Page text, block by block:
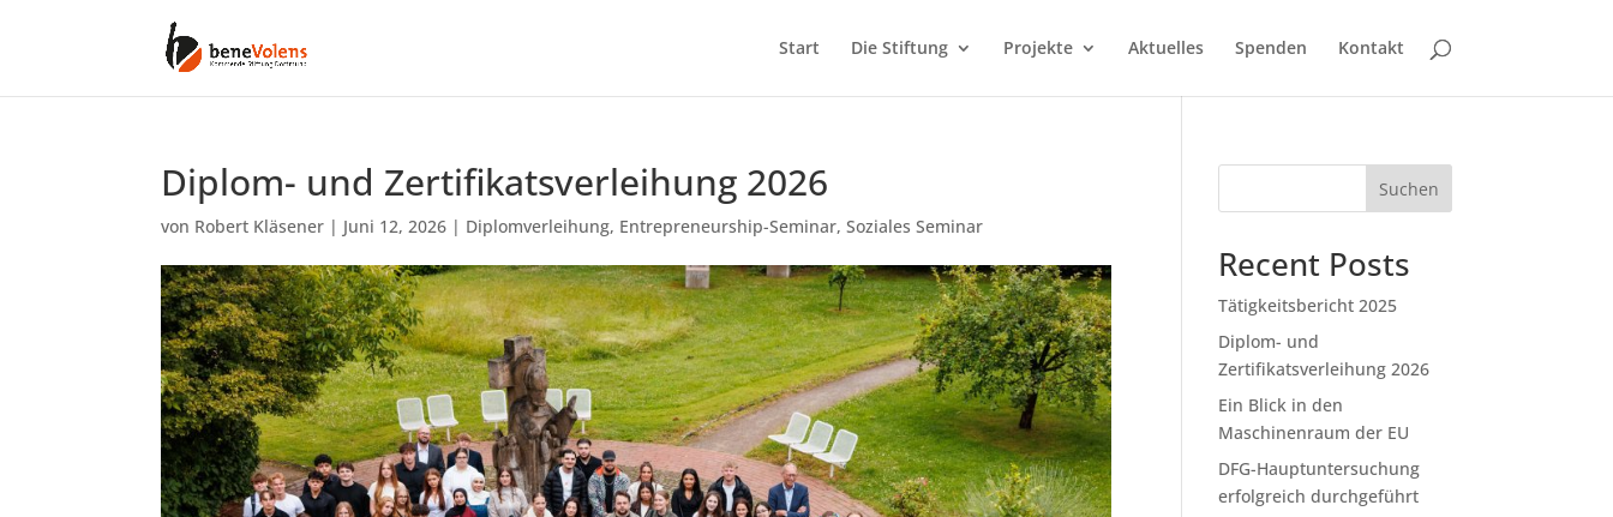
Start Die Stiftung Projekte Aktuelles Spenden Kontakt
Diplom- und Zertifikatsverleihung 2026
von Robert Kläsener | Juni 12, 2026 | Diplomverleihung, Entrepreneurship-Seminar,Soziales Seminar
Suchen
Recent Posts
Tätigkeitsbericht 2025
Diplom- und
Zertifikatsverleihung 2026
Ein Blick in den
Maschinenraum der EU
DFG-Hauptuntersuchung
erfolgreich durchgeführt